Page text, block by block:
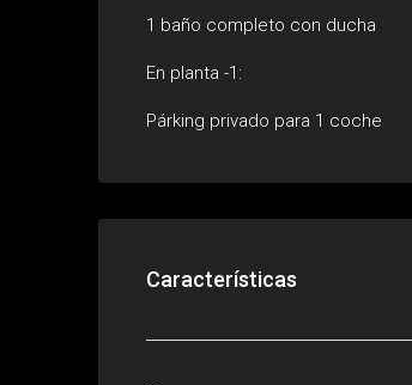
1 baño completo con ducha
En planta -1:
Párking privado para 1 coche
Características